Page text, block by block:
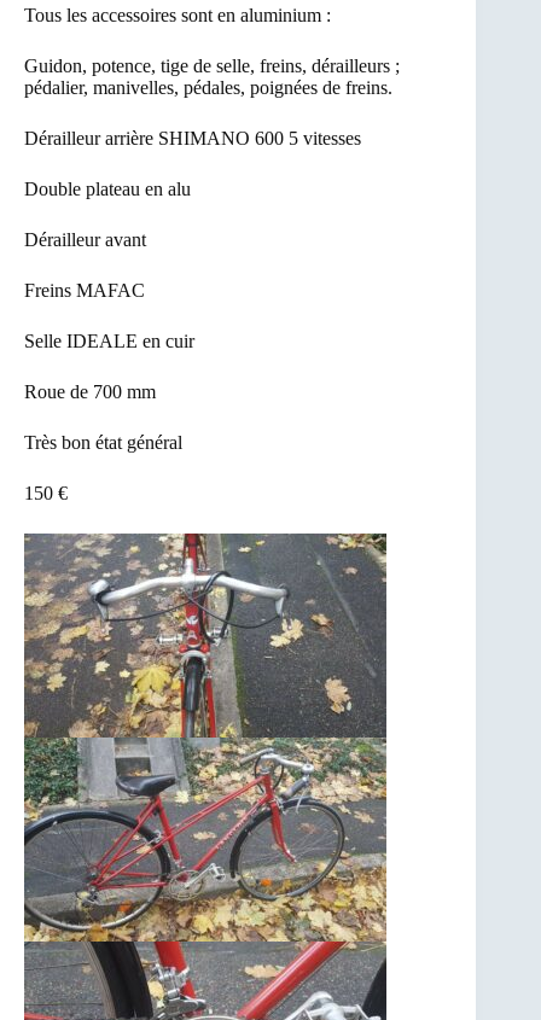
Tous les accessoires sont en aluminium :
Guidon, potence, tige de selle, freins, dérailleurs ;
pédalier, manivelles, pédales, poignées de freins.
Dérailleur arrière SHIMANO 600 5 vitesses
Double plateau en alu
Dérailleur avant
Freins MAFAC
Selle IDEALE en cuir
Roue de 700 mm
Très bon état général
150 €